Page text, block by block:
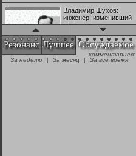
Владимир Шухов:
инженер, изменивший
мир
"Аркадий Коц" на
эгалите-фесте "Не
Резонанс Лучшее Обсуждаемое
комментариев:
За неделю
| За месяц | За все время